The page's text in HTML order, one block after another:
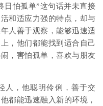
日怕孤单”这句话并未直接
和适应力强的特点，却与
人善于观察，能够迅速适
，他们都能找到适合自己
，害怕孤单，喜欢与朋友
人，他聪明伶俐，善于交
都能迅速融入新的环境，